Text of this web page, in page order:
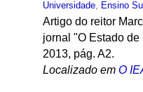
Universidade, Ensino
Artigo do reitor
jornal "O Estado
2013, pág. A2.
Localizado em O